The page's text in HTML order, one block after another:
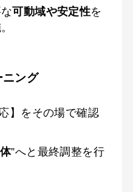
可動域や安定性を
ニング
】をその場で確認
”へと最終調整を行